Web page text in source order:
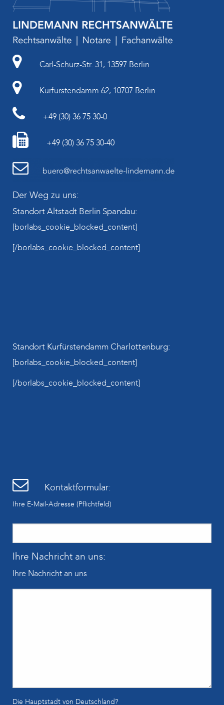
Carl-Schurz-Str. 31, 13597 Berlin
Kurfürstendamm 62, 10707 Berlin
+49 (30) 36 75 30-0
+49 (30) 36 75 30-40
Der Weg zu uns:
Standort Altstadt Berlin Spandau:
[borlabs_cookie_blocked_content]
[/borlabs_cookie_blocked_content]
Standort Kurfürstendamm Charlottenburg:
[borlabs_cookie_blocked_content]
[/borlabs_cookie_blocked_content]
Kontaktformular:
Ihre E-Mail-Adresse (Pflichtfeld)
Ihre Nachricht an uns:
Ihre Nachricht an uns
Die Hauptstadt von Deutschland?